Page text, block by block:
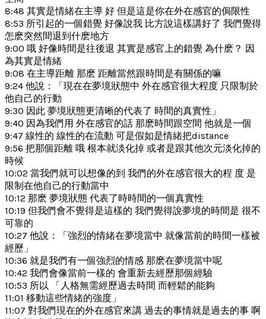
8:48 其實是情緒在主導 好 但是這是你在外在感官的侷限性
8:53 所引起的一個錯覺 好像說我 比方說這樣講好了 我們覺得
怎麽突然間退到什麽地方
9:00 哦 好像時間是往後退 其實是感官上的錯覺 為什麽？ 因
為其實是情緒
9:08 在主導距離 那麽 距離當然跟時間是有關係的嘛
9:24 他說：「現在在夢境狀態中 外在感官很大程度 只限制於
他自己的行動
9:30 因此 夢境狀態更清晰的代表了 時間的真實性」
9:40 因為我們用 外在感官的話 那麽時間跟空間 他就是一個
9:47 線性的 線性的在流動 可是假如是情緒把distance
9:56 把那個距離 哦 根本就淡化掉 或者是跟其他次元淡化掉的
時候
10:02 當我們就可以想像的到 我們的外在感官很大的程 度 是
限制在他自己的行動當中
10:12 那麽 夢境狀態 代表了時時間的一個真實性
10:19 但我們會不覺得是這樣的 我們覺得說夢境的時間是 很不
可靠的
10:27 他說：「強烈的情緒在夢境當中 就像當前的時間一樣被
經歷」
10:36 就是我們有一個強烈的情感 那麽在夢境當中呢
10:42 我們會像當前一樣的 會重新去經歷那個經驗
10:53 所以 「人格無需經歷過去時間 而輕鬆的能夠
11:01 移動這些情緒的強度」
11:07 對我們現在的外在感官來講 過去的事情就是過去的事 啊